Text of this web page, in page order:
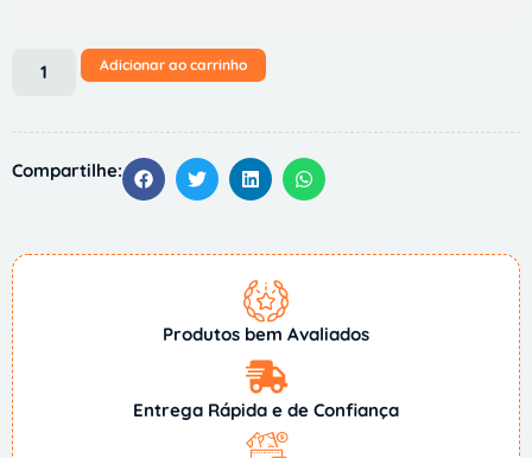
Adicionar ao carrinho
Compartilhe:
Produtos bem Avaliados
Entrega Rápida e de Confiança